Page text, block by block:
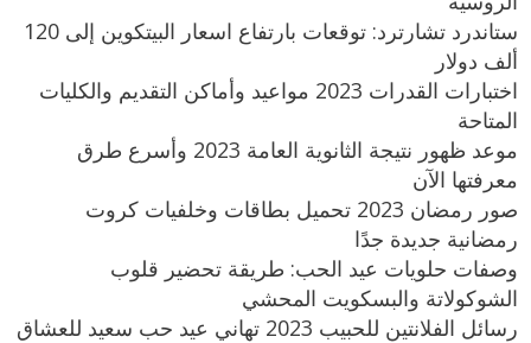
ستاندرد تشارترد: توقعات بارتفاع اسعار البيتكوين إلى 120
ألف دولار
اختبارات القدرات 2023 مواعيد وأماكن التقديم والكليات
المتاحة
موعد ظهور نتيجة الثانوية العامة 2023 وأسرع طرق
معرفتها الآن
صور رمضان 2023 تحميل بطاقات وخلفيات كروت
رمضانية جديدة جدًا
وصفات حلويات عيد الحب: طريقة تحضير قلوب
الشوكولاتة والبسكويت المحشي
رسائل الفلانتين للحبيب 2023 تهاني عيد حب سعيد للعشاق